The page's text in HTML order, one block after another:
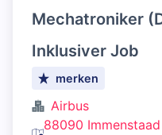
Mechatroniker
Inklusiver Job
merken
Airbus
88090